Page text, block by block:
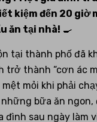
kiệm đến 20 giờ
ăn tại nhà! 🍳
tại thành phố đã
trở thành “cơn ác
mỏi khi phải
bữa ăn ngon,
đình sau ngày làm